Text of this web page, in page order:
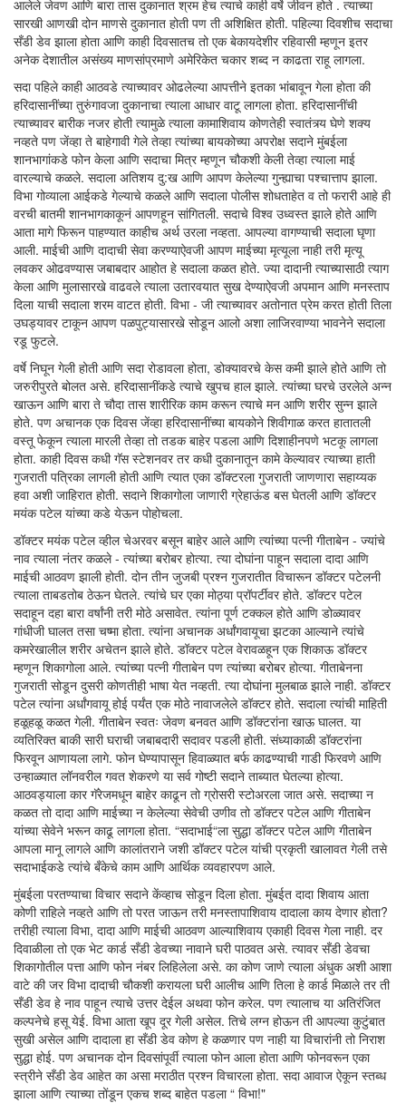
आलेले जेवण आणि बारा तास दुकानात श्रम हेच त्याचे काही वर्षे जीवन होते . त्याच्या
सारखी आणखी दोन माणसे दुकानात होती पण ती अशिक्षित होती. पहिल्या दिवशीच सदाचा
सँडी डेव झाला होता आणि काही दिवसातच तो एक बेकायदेशीर रहिवासी म्हणून इतर
अनेक देशातील असंख्य माणसांप्रमाणे अमेरिकेत चकार शब्द न काढता राहू लागला.
सदा पहिले काही आठवडे त्याच्यावर ओढलेल्या आपत्तीने इतका भांबावून गेला होता की
हरिदासानींच्या तुरुंगावजा दुकानाचा त्याला आधार वाटू लागला होता. हरिदासानींची
त्याच्यावर बारीक नजर होती त्यामुळे त्याला कामाशिवाय कोणतेही स्वातंत्र्य घेणे शक्य
नव्हते पण जेंव्हा ते बाहेगावी गेले तेव्हा त्यांच्या बायकोच्या अपरोक्ष सदाने मुंबईला
शानभागांकडे फोन केला आणि सदाचा मित्र म्हणून चौकशी केली तेव्हा त्याला माई
वारल्याचे कळले. सदाला अतिशय दु:ख आणि आपण केलेल्या गुन्ह्याचा पश्चात्ताप झाला.
विभा गोव्याला आईकडे गेल्याचे कळले आणि सदाला पोलीस शोधताहेत व तो फरारी आहे ही
वरची बातमी शानभागकाकूनं आपणहून सांगितली. सदाचे विश्व उध्वस्त झाले होते आणि
आता मागे फिरून पाहण्यात काहीच अर्थ उरला नव्हता. आपल्या वागण्याची सदाला घृणा
आली. माईची आणि दादाची सेवा करण्याऐवजी आपण माईच्या मृत्यूला नाही तरी मृत्यू
लवकर ओढवण्यास जबाबदार आहोत हे सदाला कळत होते. ज्या दादानी त्याच्यासाठी त्याग
केला आणि मुलासारखे वाढवले त्याला उतारवयात सुख देण्याऐवजी अपमान आणि मनस्ताप
दिला याची सदाला शरम वाटत होती. विभा - जी त्याच्यावर अतोनात प्रेम करत होती तिला
उघड्यावर टाकून आपण पळपुट्यासारखे सोडून आलो अशा लाजिरवाण्या भावनेने सदाला
रडू फुटले.
वर्षे निघून गेली होती आणि सदा रोडावला होता, डोक्यावरचे केस कमी झाले होते आणि तो
जरुरीपुरते बोलत असे. हरिदासानींकडे त्याचे खुपच हाल झाले. त्यांच्या घरचे उरलेले अन्न
खाऊन आणि बारा ते चौदा तास शारीरिक काम करून त्याचे मन आणि शरीर सुन्न झाले
होते. पण अचानक एक दिवस जेंव्हा हरिदासानींच्या बायकोने शिवीगाळ करत हातातली
वस्तू फेकून त्याला मारली तेव्हा तो तडक बाहेर पडला आणि दिशाहीनपणे भटकू लागला
होता. काही दिवस कधी गॅस स्टेशनवर तर कधी दुकानातून कामे केल्यावर त्याच्या हाती
गुजराती पत्रिका लागली होती आणि त्यात एका डॉक्टरला गुजराती जाणणारा सहाय्यक
हवा अशी जाहिरात होती. सदाने शिकागोला जाणारी ग्रेहाऊंड बस घेतली आणि डॉक्टर
मयंक पटेल यांच्या कडे येऊन पोहोचला.
डॉक्टर मयंक पटेल व्हील चेअरवर बसून बाहेर आले आणि त्यांच्या पत्नी गीताबेन - ज्यांचे
नाव त्याला नंतर कळले - त्यांच्या बरोबर होत्या. त्या दोघांना पाहून सदाला दादा आणि
माईची आठवण झाली होती. दोन तीन जुजबी प्रश्न गुजरातीत विचारून डॉक्टर पटेलनी
त्याला ताबडतोब ठेऊन घेतले. त्यांचे घर एका मोठ्या प्रॉपर्टीवर होते. डॉक्टर पटेल
सदाहून दहा बारा वर्षांनी तरी मोठे असावेत. त्यांना पूर्ण टक्कल होते आणि डोळ्यावर
गांधीजी घालत तसा चष्मा होता. त्यांना अचानक अर्धांगवायूचा झटका आल्याने त्यांचे
कमरेखालील शरीर अचेतन झाले होते. डॉक्टर पटेल वेरावळहून एक शिकाऊ डॉक्टर
म्हणून शिकागोला आले. त्यांच्या पत्नी गीताबेन पण त्यांच्या बरोबर होत्या. गीताबेनना
गुजराती सोडून दुसरी कोणतीही भाषा येत नव्हती. त्या दोघांना मुलबाळ झाले नाही. डॉक्टर
पटेल त्यांना अर्धांगवायू होई पर्यंत एक मोठे नावाजलेले डॉक्टर होते. सदाला त्यांची माहिती
हळूहळू कळत गेली. गीताबेन स्वतः जेवण बनवत आणि डॉक्टरांना खाऊ घालत. या
व्यतिरिक्त बाकी सारी घराची जबाबदारी सदावर पडली होती. संध्याकाळी डॉक्टरांना
फिरवून आणायला लागे. फोन घेण्यापासून हिवाळ्यात बर्फ काढण्याची गाडी फिरवणे आणि
उन्हाळ्यात लॉनवरील गवत शेकरणे या सर्व गोष्टी सदाने ताब्यात घेतल्या होत्या.
आठवड्याला कार गॅरेजमधून बाहेर काढून तो ग्रोसरी स्टोअरला जात असे. सदाच्या न
कळत तो दादा आणि माईच्या न केलेल्या सेवेची उणीव तो डॉक्टर पटेल आणि गीताबेन
यांच्या सेवेने भरून काढू लागला होता. “सदाभाई“ला सुद्धा डॉक्टर पटेल आणि गीताबेन
आपला मानू लागले आणि कालांतराने जशी डॉक्टर पटेल यांची प्रकृती खालावत गेली तसे
सदाभाईकडे त्यांचे बँकेचे काम आणि आर्थिक व्यवहारपण आले.
मुंबईला परतण्याचा विचार सदाने केंव्हाच सोडून दिला होता. मुंबईत दादा शिवाय आता
कोणी राहिले नव्हते आणि तो परत जाऊन तरी मनस्तापाशिवाय दादाला काय देणार होता?
तरीही त्याला विभा, दादा आणि माईची आठवण आल्याशिवाय एकाही दिवस गेला नाही. दर
दिवाळीला तो एक भेट कार्ड सँडी डेवच्या नावाने घरी पाठवत असे. त्यावर सँडी डेवचा
शिकागोतील पत्ता आणि फोन नंबर लिहिलेला असे. का कोण जाणे त्याला अंधुक अशी आशा
वाटे की जर विभा दादाची चौकशी करायला घरी आलीच आणि तिला हे कार्ड मिळाले तर ती
सँडी डेव हे नाव पाहून त्याचे उत्तर देईल अथवा फोन करेल. पण त्यालाच या अतिरंजित
कल्पनेचे हसू येई. विभा आता खूप दूर गेली असेल. तिचे लग्न होऊन ती आपल्या कुटुंबात
सुखी असेल आणि दादाला हा सँडी डेव कोण हे कळणार पण नाही या विचारांनी तो निराश
सुद्धा होई. पण अचानक दोन दिवसांपूर्वी त्याला फोन आला होता आणि फोनवरून एका
स्त्रीने सँडी डेव आहेत का असा मराठीत प्रश्न विचारला होता. सदा आवाज ऐकून स्तब्ध
झाला आणि त्याच्या तोंडून एकच शब्द बाहेत पडला “ विभा!"